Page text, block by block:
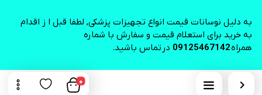
به دلیل نوسانات قیمت انواع تجهیزات پزشکی, لطفا قبل ا ز اقدام
به خرید برای استعلام قیمت و سفارش با شماره
همراه09125467142 در تماس باشید.
0